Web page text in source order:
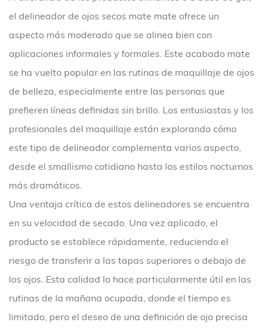
el delineador de ojos secos mate mate ofrece un
aspecto más moderado que se alinea bien con
aplicaciones informales y formales. Este acabado mate
se ha vuelto popular en las rutinas de maquillaje de ojos
de belleza, especialmente entre las personas que
prefieren líneas definidas sin brillo. Los entusiastas y los
profesionales del maquillaje están explorando cómo
este tipo de delineador complementa varios aspecto,
desde el smallismo cotidiano hasta los estilos nocturnos
más dramáticos.
Una ventaja crítica de estos delineadores se encuentra
en su velocidad de secado. Una vez aplicado, el
producto se establece rápidamente, reduciendo el
riesgo de transferir a las tapas superiores o debajo de
los ojos. Esta calidad lo hace particularmente útil en las
rutinas de la mañana ocupada, donde el tiempo es
limitado, pero el deseo de una definición de ojo precisa